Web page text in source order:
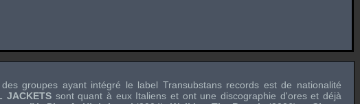
groupes ayant intégré le label Transubstans records est de nationalité
JACKETS sont quant à eux Italiens et ont une discographie d'ores et déjà